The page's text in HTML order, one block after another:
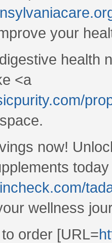
your
health
<a
now!
wellness
order [URL=